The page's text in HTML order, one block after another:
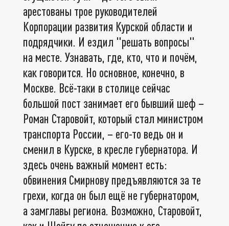
арестованы трое руководителей
Корпорации развития Курской области и
подрядчики. И ездил "решать вопросы"
на месте. Узнавать, где, кто, что и почём,
как говорится. Но основное, конечно, в
Москве. Всё-таки в столице сейчас
большой пост занимает его бывший шеф –
Роман Старовойт, который стал министром
транспорта России, – его-то ведь он и
сменил в Курске, в кресле губернатора. И
здесь очень важный момент есть:
обвинения Смирнову предъявляются за те
грехи, когда он был ещё не губернатором,
а замглавы региона. Возможно, Старовойт,